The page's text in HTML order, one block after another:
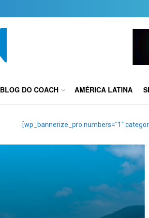
BLOG DO COACH AMÉRICA LATINA
[wp_bannerize_pro numbers="1"